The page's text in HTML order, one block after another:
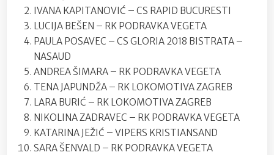
IVANA KAPITANOVIĆ – CS RAPID BUCURESTI
LUCIJA BEŠEN – RK PODRAVKA VEGETA
PAULA POSAVEC – CS GLORIA 2018 BISTRATA –
NASAUD
ANDREA ŠIMARA – RK PODRAVKA VEGETA
TENA JAPUNDŽA – RK LOKOMOTIVA ZAGREB
LARA BURIĆ – RK LOKOMOTIVA ZAGREB
NIKOLINA ZADRAVEC – RK PODRAVKA VEGETA
KATARINA JEŽIĆ – VIPERS KRISTIANSAND
SARA ŠENVALD – RK PODRAVKA VEGETA